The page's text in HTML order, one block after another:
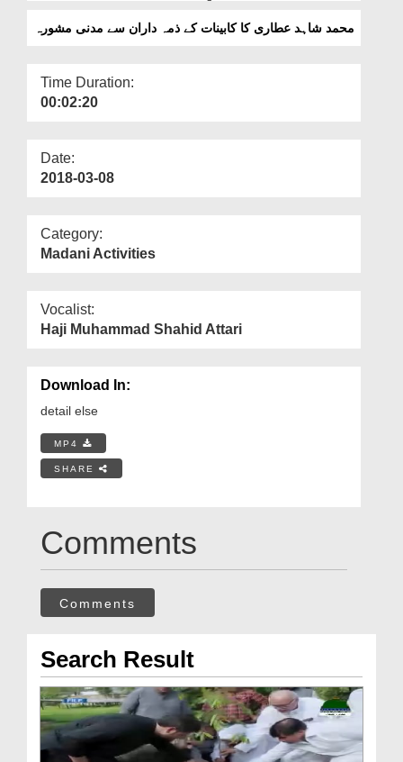
More
Daran Say Madani
محمد شاہد عطاری کا کابینات کے ذمہ داران سے مدنی مشورہ
Time Duration:
00:02:20
Date:
2018-03-08
Category:
Madani Activities
Vocalist:
Haji Muhammad Shahid Attari
Download In:
detail else
MP4
SHARE
Comments
Comments
Search Result